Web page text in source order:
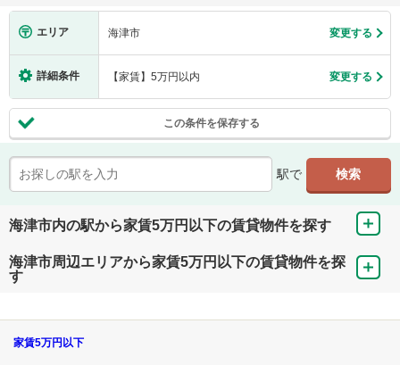
エリア 海津市 変更する
詳細条件 【家賃】5万円以内 変更する
この条件を保存する
駅で
海津市内の駅から家賃5万円以下の賃貸物件を探す
海津市周辺エリアから家賃5万円以下の賃貸物件を探
す
家賃5万円以下